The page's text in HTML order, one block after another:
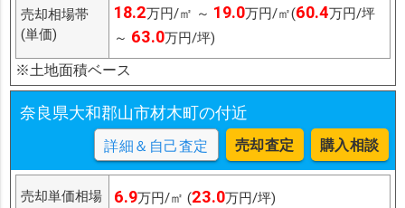
売却相場帯
(単価)
18.2万円/㎡ ～ 19.0万円/㎡(60.4万円/坪
～ 63.0万円/坪)
※土地面積ベース
奈良県大和郡山市材木町の付近
詳細＆自己査定 売却査定 購入相談
売却単価相場 6.9万円/㎡ (23.0万円/坪)